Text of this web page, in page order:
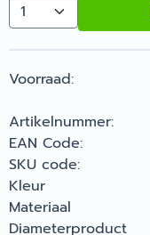
Aantal
Voorraad:
Artikelnummer:
EAN Code:
SKU code:
Kleur
Materiaal
Diameterproduct